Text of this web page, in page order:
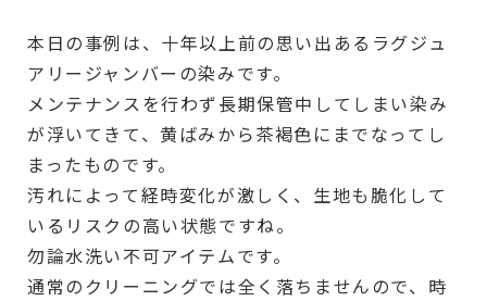
本日の事例は、十年以上前の思い出あるラグジュ
アリージャンバーの染みです。
メンテナンスを行わず長期保管中してしまい染み
が浮いてきて、黄ばみから茶褐色にまでなってし
まったものです。
汚れによって経時変化が激しく、生地も脆化して
いるリスクの高い状態ですね。
勿論水洗い不可アイテムです。
通常のクリーニングでは全く落ちませんので、時